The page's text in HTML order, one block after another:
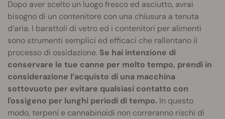
Dopo aver scelto un luogo fresco ed asciutto, avrai
bisogno di un contenitore con una chiusura a tenuta
d’aria. I barattoli di vetro ed i contenitori per alimenti
sono strumenti semplici ed efficaci che rallentano il
processo di ossidazione. Se hai intenzione di
conservare le tue canne per molto tempo, prendi in
considerazione l’acquisto di una macchina
sottovuoto per evitare qualsiasi contatto con
l'ossigeno per lunghi periodi di tempo. In questo
modo, terpeni e cannabinoidi non correranno rischi di